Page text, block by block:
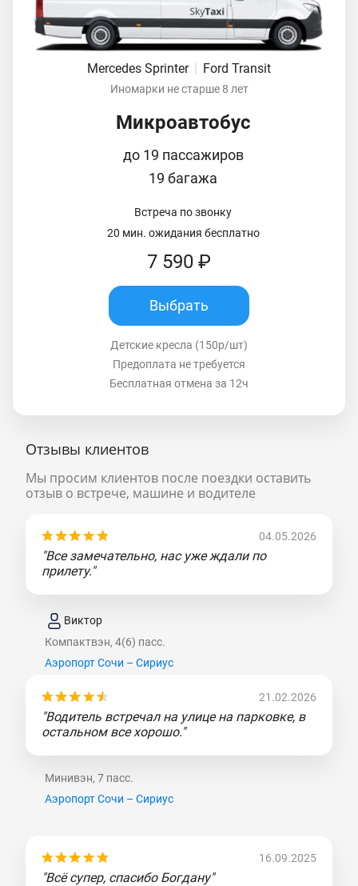
Mercedes Sprinter | Ford Transit
Иномарки не старше 8 лет
Микроавтобус
до 19 пассажиров
19 багажа
Встреча по звонку
20 мин. ожидания бесплатно
7 590 ₽
Выбрать
Детские кресла (150р/шт)
Предоплата не требуется
Бесплатная отмена за 12ч
Отзывы клиентов
Мы просим клиентов после поездки оставить
отзыв о встрече, машине и водителе
04.05.2026
"Все замечательно, нас уже ждали по
прилету."
Виктор
Компактвэн, 4(6) пасс.
Аэропорт Сочи – Сириус
21.02.2026
"Водитель встречал на улице на парковке, в
остальном все хорошо."
Минивэн, 7 пасс.
Аэропорт Сочи – Сириус
16.09.2025
"Всё супер, спасибо Богдану"